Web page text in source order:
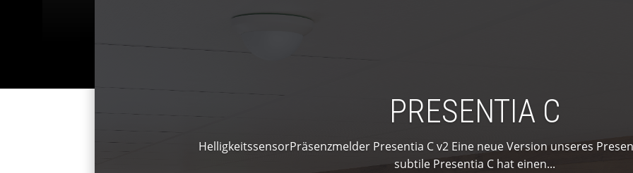
PRESENTIA C
HelligkeitssensorPräsenzmelder Presentia C v2 Eine neue Version unseres
subtile Presentia C hat einen...